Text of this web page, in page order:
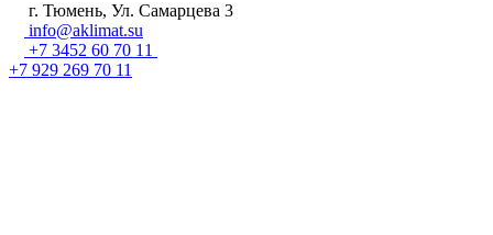
г. Тюмень, Ул. Самарцева 3
info@aklimat.su
+7 3452 60 70 11
+7 929 269 70 11